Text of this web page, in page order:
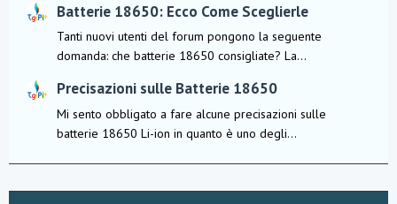
Batterie 18650: Ecco Come Sceglierle
Tanti nuovi utenti del forum pongono la seguente
domanda: che batterie 18650 consigliate? La...
Precisazioni sulle Batterie 18650
Mi sento obbligato a fare alcune precisazioni sulle
batterie 18650 Li-ion in quanto è uno degli...